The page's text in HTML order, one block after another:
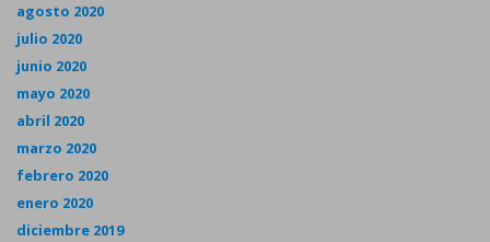
agosto 2020
julio 2020
junio 2020
mayo 2020
abril 2020
marzo 2020
febrero 2020
enero 2020
diciembre 2019